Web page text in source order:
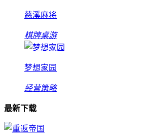
慈溪麻将
棋牌桌游
梦想家园
经营策略
最新下载